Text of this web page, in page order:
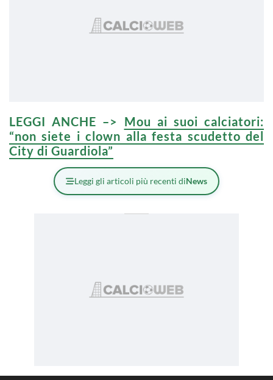
LEGGI ANCHE –> Mou ai suoi calciatori:
“non siete i clown alla festa scudetto del
City di Guardiola”
Leggi gli articoli più recenti diNews